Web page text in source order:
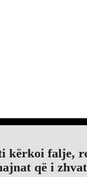
kërkoi falje,
që i